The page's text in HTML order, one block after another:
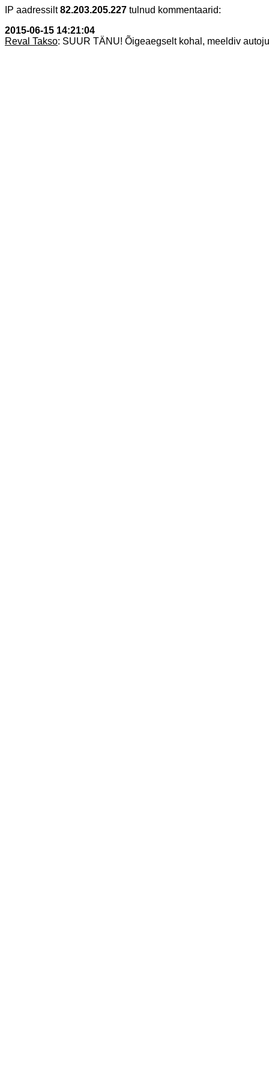
IP aadressilt82.203.205.227 tulnud kommentaarid:
2015-06-15 14:21:04
Reval Takso: SUUR TÄNU! Õigeaegselt kohal, meeldiv